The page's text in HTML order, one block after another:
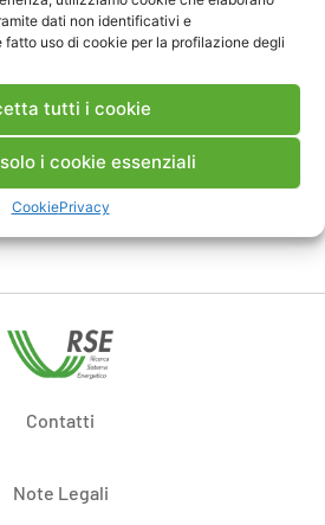
dati non identificativi e
uso di cookie per la profilazione degli
tutti i cookie
i cookie essenziali
CookiePrivacy
future risulta particolarmente
di pile a combustibile
situazioni, come ad esempio
dove un sistema di riciclo
prodotti è particolarmente
Contatti
Note Legali